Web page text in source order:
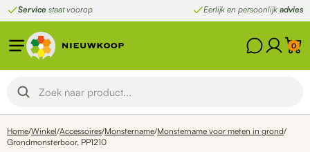
Ga
naar
de
inhoud
Service staat voorop Eerlijk en persoonlijk advies
0
Home/Winkel/Accessoires/Monstername/Monstername voor meten in grond/
Grondmonsterboor, PP1210